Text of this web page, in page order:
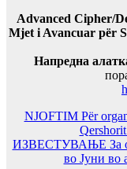
Advanced Cipher/
Mjet i Avancuar për
Напредна
NJOFTIM Për
ИЗВЕСТУВАЊЕ За
во Јуни во